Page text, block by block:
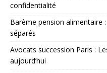
confidentialité
Barème pension alimentaire
séparés
Avocats succession Paris :
aujourd’hui